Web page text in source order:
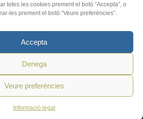
totes les cookies prement el botó “Accepta”, o
les prement el botó “Veure preferències”.
Accepta
Denega
Veure preferències
Informació legal
Accepto
l'Informació legal
hola@acocat.org